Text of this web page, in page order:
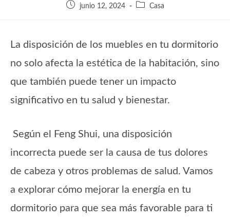
Publicación
junio 12, 2024
Categoría
Casa
La disposición de los muebles en tu dormitorio
no solo afecta la estética de la habitación, sino
que también puede tener un impacto
significativo en tu salud y bienestar.
Según el Feng Shui, una disposición
incorrecta puede ser la causa de tus dolores
de cabeza y otros problemas de salud. Vamos
a explorar cómo mejorar la energía en tu
dormitorio para que sea más favorable para ti